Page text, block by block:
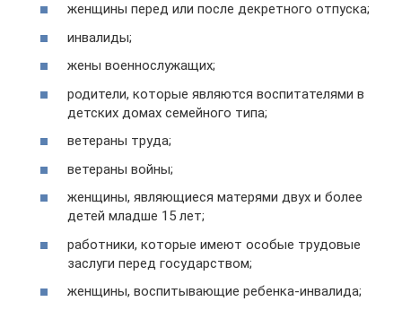
женщины перед или после декретного отпуска;
инвалиды;
жены военнослужащих;
родители, которые являются воспитателями в
детских домах семейного типа;
ветераны труда;
ветераны войны;
женщины, являющиеся матерями двух и более
детей младше 15 лет;
работники, которые имеют особые трудовые
заслуги перед государством;
женщины, воспитывающие ребенка-инвалида;